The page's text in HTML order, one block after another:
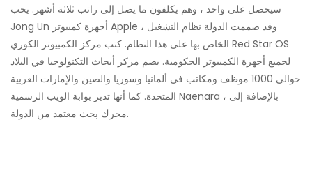
سيحصل على واحد ، وهم يكلفون ما يصل إلى راتب ثلاثة أشهر. يحب
Jong Un أجهزة كمبيوتر Apple ، وقد صممت الدولة نظام التشغيل
الخاص بها على هذا النظام. كتب مركز الكمبيوتر الكوري Red Star OS
لجميع أجهزة الكمبيوتر الحكومية. يضم مركز أبحاث التكنولوجيا في البلاد
حوالي 1000 موظف ومكاتب في ألمانيا وسوريا والصين والإمارات العربية
المتحدة. كما أنها تدير بوابة الويب الرسمية Naenara ، بالإضافة إلى
محرك بحث معتمد من الدولة.